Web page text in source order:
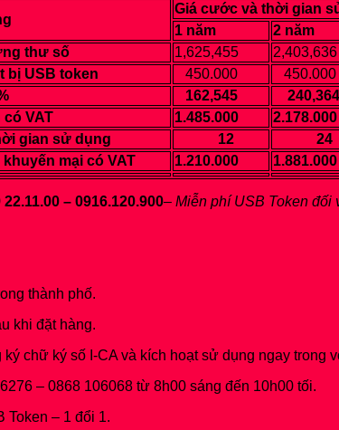
Giá cước và thời gian
1 năm
2 năm
thư số 1,625,455 2,403,636
bị USB token
450.000 450.000
162,545 240,364
có VAT
1.485.000 2.178.000
gian sử dụng 12 24
khuyến mại có VAT
1.210.000 1.881.000
22.11.00 – 0916.120.900– Miễn phí USB Token đối
thành phố.
khi đặt hàng.
ký chữ ký số I-CA và kích hoạt sử dụng ngay trong
– 0868 106068 từ 8h00 sáng đến 10h00 tối.
Token – 1 đổi 1.